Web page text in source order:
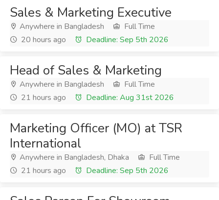
Sales & Marketing Executive
Anywhere in Bangladesh
Full Time
20 hours ago
Deadline: Sep 5th 2026
Head of Sales & Marketing
Anywhere in Bangladesh
Full Time
21 hours ago
Deadline: Aug 31st 2026
Marketing Officer (MO) at TSR
International
Anywhere in Bangladesh, Dhaka
Full Time
21 hours ago
Deadline: Sep 5th 2026